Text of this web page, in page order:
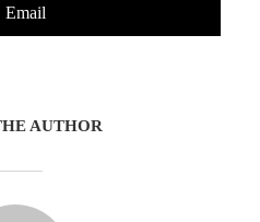
Email
AUTHOR